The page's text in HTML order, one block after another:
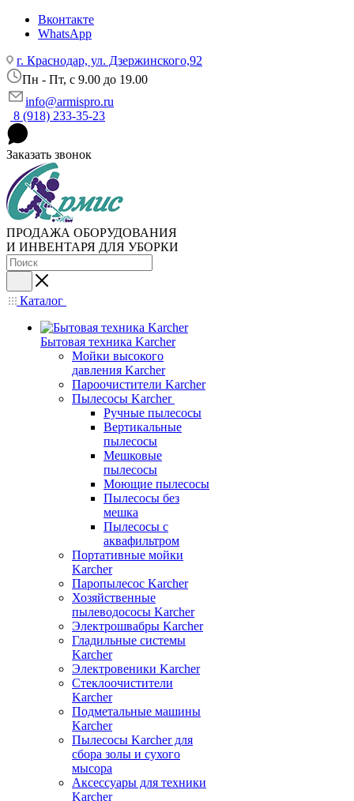
Вконтакте
WhatsApp
г. Краснодар, ул. Дзержинского,92
Пн - Пт, c 9.00 до 19.00
info@armispro.ru
8 (918) 233-35-23
Заказать звонок
ПРОДАЖА ОБОРУДОВАНИЯ
И ИНВЕНТАРЯ ДЛЯ УБОРКИ
Каталог
Бытовая техника Karcher
Мойки высокого
давления Karcher
Пароочистители Karcher
Пылесосы Karcher
Ручные пылесосы
Вертикальные
пылесосы
Мешковые
пылесосы
Моющие пылесосы
Пылесосы без
мешка
Пылесосы с
аквафильтром
Портативные мойки
Karcher
Паропылесос Karcher
Хозяйственные
пылеводососы Karcher
Электрошвабры Karcher
Гладильные системы
Karcher
Электровеники Karcher
Стеклоочистители
Karcher
Подметальные машины
Karcher
Пылесосы Karcher для
сбора золы и сухого
мысора
Аксессуары для техники
Karcher